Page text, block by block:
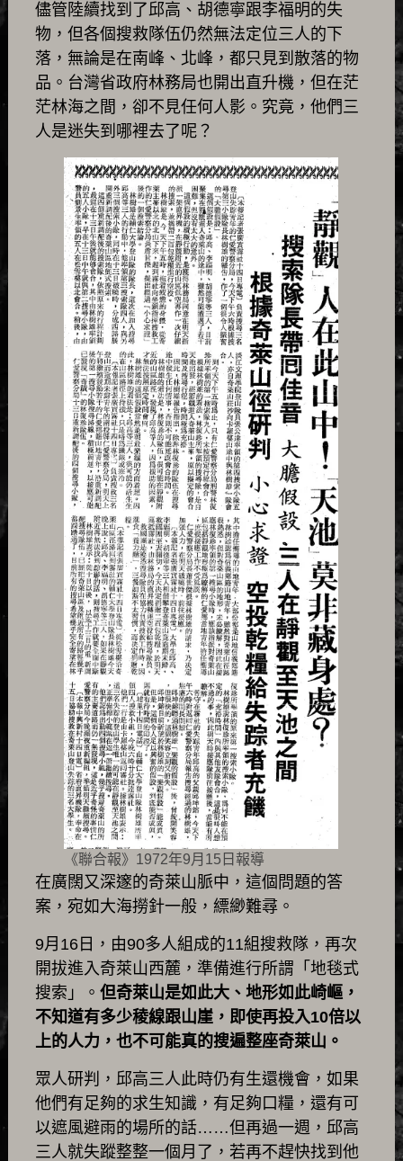
儘管陸續找到了邱高、胡德寧跟李福明的失
物，但各個搜救隊伍仍然無法定位三人的下
落，無論是在南峰、北峰，都只見到散落的物
品。台灣省政府林務局也開出直升機，但在茫
茫林海之間，卻不見任何人影。究竟，他們三
人是迷失到哪裡去了呢？
《聯合報》1972年9月15日報導
在廣闊又深邃的奇萊山脈中，這個問題的答
案，宛如大海撈針一般，縹緲難尋。
9月16日，由90多人組成的11組搜救隊，再次
開拔進入奇萊山西麓，準備進行所謂「地毯式
搜索」。 但奇萊山是如此大、地形如此崎嶇，
不知道有多少稜線跟山崖，即使再投入10倍以
上的人力，也不可能真的搜遍整座奇萊山。
眾人研判，邱高三人此時仍有生還機會，如果
他們有足夠的求生知識，有足夠口糧，還有可
以遮風避雨的場所的話……但再過一週，邱高
三人就失蹤整整一個月了，若再不趕快找到他